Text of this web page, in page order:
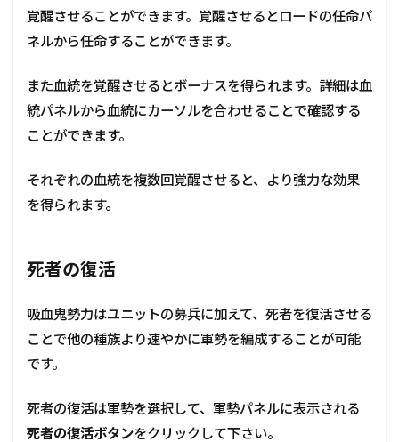
覚醒させることができます。覚醒させるとロードの任命パ
ネルから任命することができます。
また血統を覚醒させるとボーナスを得られます。詳細は血
統パネルから血統にカーソルを合わせることで確認する
ことができます。
それぞれの血統を複数回覚醒させると、より強力な効果
を得られます。
死者の復活
吸血鬼勢力はユニットの募兵に加えて、死者を復活させる
ことで他の種族より速やかに軍勢を編成することが可能
です。
死者の復活は軍勢を選択して、軍勢パネルに表示される
死者の復活ボタンをクリックして下さい。